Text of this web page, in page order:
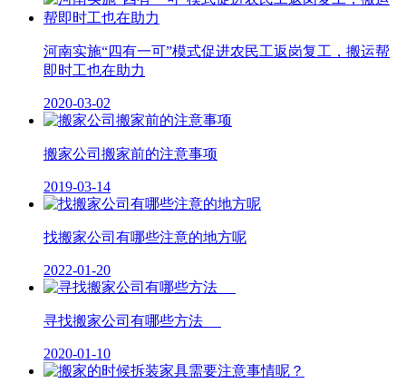
河南实施“四有一可”模式促进农民工返岗复工，搬运帮
即时工也在助力
2020-03-02
搬家公司搬家前的注意事项
2019-03-14
找搬家公司有哪些注意的地方呢
2022-01-20
寻找搬家公司有哪些方法
2020-01-10